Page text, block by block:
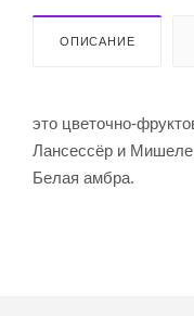
ОПИСАНИЕ
это цветочно-
Лансессёр и
Белая амбра.